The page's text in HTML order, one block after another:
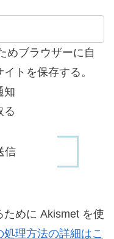
めブラウザーに自
トを保存する。
知
る
ために Akismet を使
処理方法の詳細はこ